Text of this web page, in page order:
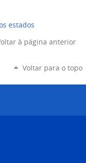
estados
à página anterior
Voltar para o topo